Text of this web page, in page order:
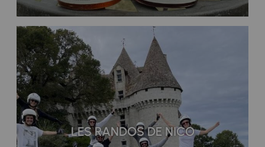
LES RANDOS DE NICO